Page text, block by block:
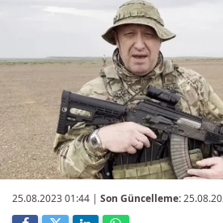
25.08.2023 01:44 | Son Güncelleme: